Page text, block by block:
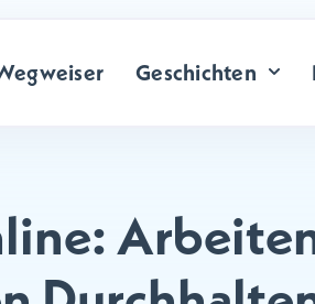
Geschichten